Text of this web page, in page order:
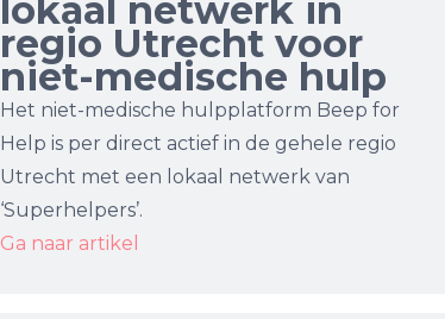
lokaal netwerk in
regio Utrecht voor
niet-medische hulp
Het niet-medische hulpplatform Beep for
Help is per direct actief in de gehele regio
Utrecht met een lokaal netwerk van
‘Superhelpers’.
Ga naar artikel